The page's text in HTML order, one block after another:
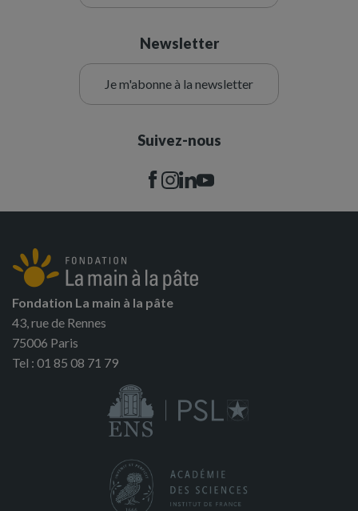
Newsletter
Je m'abonne à la newsletter
Suivez-nous
Fondation La main à la pâte
43, rue de Rennes
75006 Paris
Tel : 01 85 08 71 79